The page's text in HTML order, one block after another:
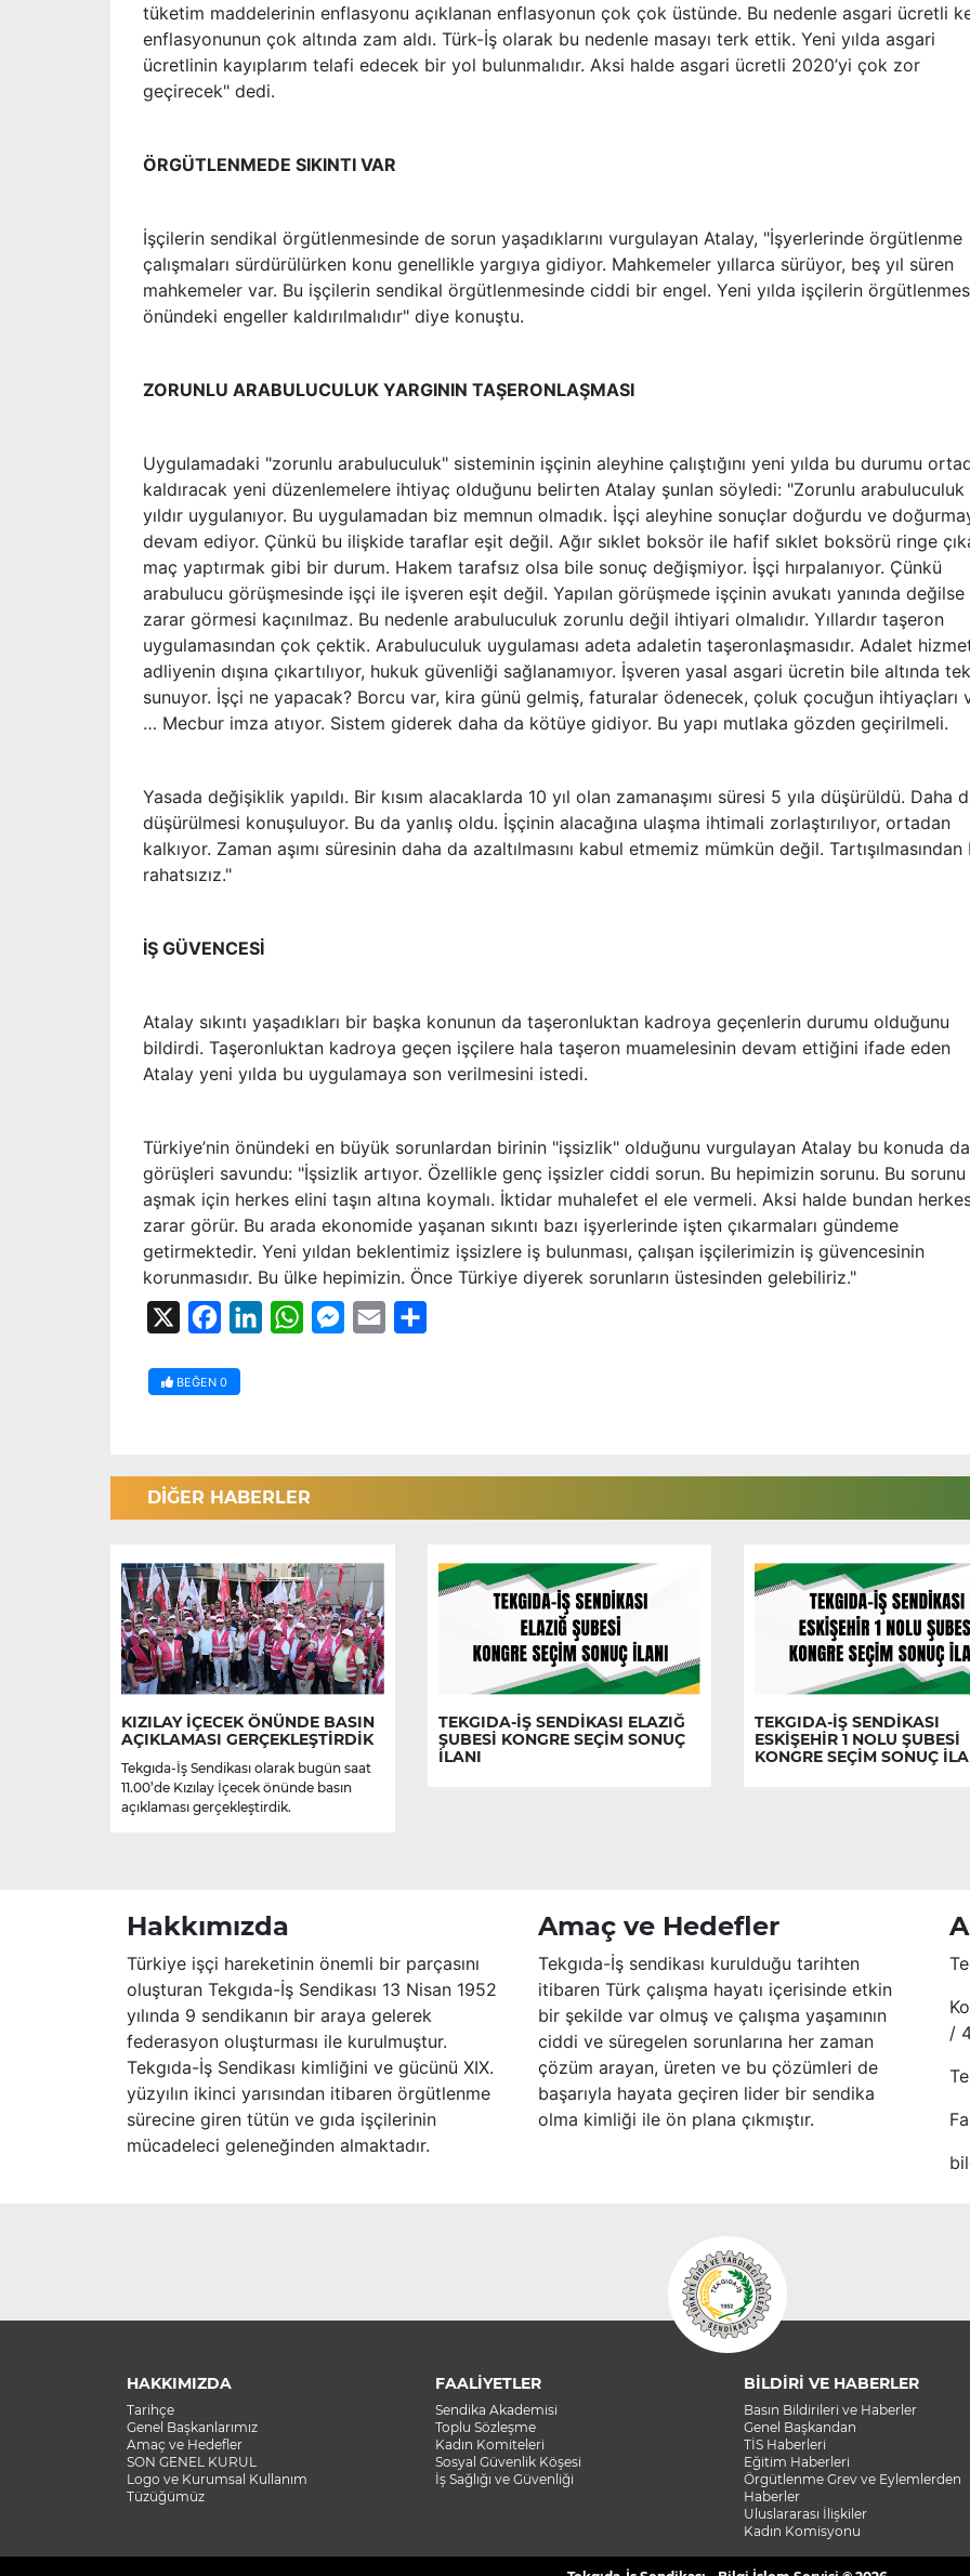
tüketim maddelerinin enflasyonu açıklanan enflasyonun çok çok üstünde. Bu nedenle asgari ücretli
enflasyonunun çok altında zam aldı. Türk-İş olarak bu nedenle masayı terk ettik. Yeni yılda asgari
ücretlinin kayıplarım telafi edecek bir yol bulunmalıdır. Aksi halde asgari ücretli 2020’yi çok zor
geçirecek" dedi.
ÖRGÜTLENMEDE SIKINTI VAR
İşçilerin sendikal örgütlenmesinde de sorun yaşadıklarını vurgulayan Atalay, "İşyerlerinde örgütlenme
çalışmaları sürdürülürken konu genellikle yargıya gidiyor. Mahkemeler yıllarca sürüyor, beş yıl süren
mahkemeler var. Bu işçilerin sendikal örgütlenmesinde ciddi bir engel. Yeni yılda işçilerin
önündeki engeller kaldırılmalıdır" diye konuştu.
ZORUNLU ARABULUCULUK YARGININ TAŞERONLAŞMASI
Uygulamadaki "zorunlu arabuluculuk" sisteminin işçinin aleyhine çalıştığını yeni yılda bu durumu
kaldıracak yeni düzenlemelere ihtiyaç olduğunu belirten Atalay şunlan söyledi: "Zorunlu arabuluculuk
yıldır uygulanıyor. Bu uygulamadan biz memnun olmadık. İşçi aleyhine sonuçlar doğurdu ve
devam ediyor. Çünkü bu ilişkide taraflar eşit değil. Ağır sıklet boksör ile hafif sıklet boksörü ringe
maç yaptırmak gibi bir durum. Hakem tarafsız olsa bile sonuç değişmiyor. İşçi hırpalanıyor. Çünkü
arabulucu görüşmesinde işçi ile işveren eşit değil. Yapılan görüşmede işçinin avukatı yanında değilse
zarar görmesi kaçınılmaz. Bu nedenle arabuluculuk zorunlu değil ihtiyari olmalıdır. Yıllardır taşeron
uygulamasından çok çektik. Arabuluculuk uygulaması adeta adaletin taşeronlaşmasıdır. Adalet
adliyenin dışına çıkartılıyor, hukuk güvenliği sağlanamıyor. İşveren yasal asgari ücretin bile altında
sunuyor. İşçi ne yapacak? Borcu var, kira günü gelmiş, faturalar ödenecek, çoluk çocuğun ihtiyaçları
… Mecbur imza atıyor. Sistem giderek daha da kötüye gidiyor. Bu yapı mutlaka gözden geçirilmeli.
Yasada değişiklik yapıldı. Bir kısım alacaklarda 10 yıl olan zamanaşımı süresi 5 yıla düşürüldü. Daha
düşürülmesi konuşuluyor. Bu da yanlış oldu. İşçinin alacağına ulaşma ihtimali zorlaştırılıyor, ortadan
kalkıyor. Zaman aşımı süresinin daha da azaltılmasını kabul etmemiz mümkün değil. Tartışılmasından
rahatsızız."
İŞ GÜVENCESİ
Atalay sıkıntı yaşadıkları bir başka konunun da taşeronluktan kadroya geçenlerin durumu olduğunu
bildirdi. Taşeronluktan kadroya geçen işçilere hala taşeron muamelesinin devam ettiğini ifade eden
Atalay yeni yılda bu uygulamaya son verilmesini istedi.
Türkiye’nin önündeki en büyük sorunlardan birinin "işsizlik" olduğunu vurgulayan Atalay bu konuda
görüşleri savundu: "İşsizlik artıyor. Özellikle genç işsizler ciddi sorun. Bu hepimizin sorunu. Bu sorunu
aşmak için herkes elini taşın altına koymalı. İktidar muhalefet el ele vermeli. Aksi halde bundan
zarar görür. Bu arada ekonomide yaşanan sıkıntı bazı işyerlerinde işten çıkarmaları gündeme
getirmektedir. Yeni yıldan beklentimiz işsizlere iş bulunması, çalışan işçilerimizin iş güvencesinin
korunmasıdır. Bu ülke hepimizin. Önce Türkiye diyerek sorunların üstesinden gelebiliriz."
FacebookLinkedInWhatsAppMessenger
Email
BEĞEN 0
DİĞER HABERLER
KIZILAY İÇECEK ÖNÜNDE BASIN
AÇIKLAMASI GERÇEKLEŞTİRDİK
Tekgıda-İş Sendikası olarak bugün saat
11.00’de Kızılay İçecek önünde basın
açıklaması gerçekleştirdik.
TEKGIDA-İŞ SENDİKASI ELAZIĞ
ŞUBESİ KONGRE SEÇİM SONUÇ
İLANI
TEKGIDA-İŞ SENDİKASI
ESKİŞEHİR 1 NOLU ŞUBESİ
KONGRE SEÇİM SONUÇ
Hakkımızda
Türkiye işçi hareketinin önemli bir parçasını
oluşturan Tekgıda-İş Sendikası 13 Nisan 1952
yılında 9 sendikanın bir araya gelerek
federasyon oluşturması ile kurulmuştur.
Tekgıda-İş Sendikası kimliğini ve gücünü XIX.
yüzyılın ikinci yarısından itibaren örgütlenme
sürecine giren tütün ve gıda işçilerinin
mücadeleci geleneğinden almaktadır.
Amaç ve Hedefler
Tekgıda-İş sendikası kurulduğu tarihten
itibaren Türk çalışma hayatı içerisinde etkin
bir şekilde var olmuş ve çalışma yaşamının
ciddi ve süregelen sorunlarına her zaman
çözüm arayan, üreten ve bu çözümleri de
başarıyla hayata geçiren lider bir sendika
olma kimliği ile ön plana çıkmıştır.
/
HAKKIMIZDA
Tarihçe
Genel Başkanlarımız
Amaç ve Hedefler
SON GENEL KURUL
Logo ve Kurumsal Kullanım
Tüzüğümüz
FAALİYETLER
Sendika Akademisi
Toplu Sözleşme
Kadın Komiteleri
Sosyal Güvenlik Köşesi
İş Sağlığı ve Güvenliği
BİLDİRİ VE HABERLER
Basın Bildirileri ve Haberler
Genel Başkandan
TİS Haberleri
Eğitim Haberleri
Örgütlenme Grev ve Eylemlerden
Haberler
Uluslararası İlişkiler
Kadın Komisyonu